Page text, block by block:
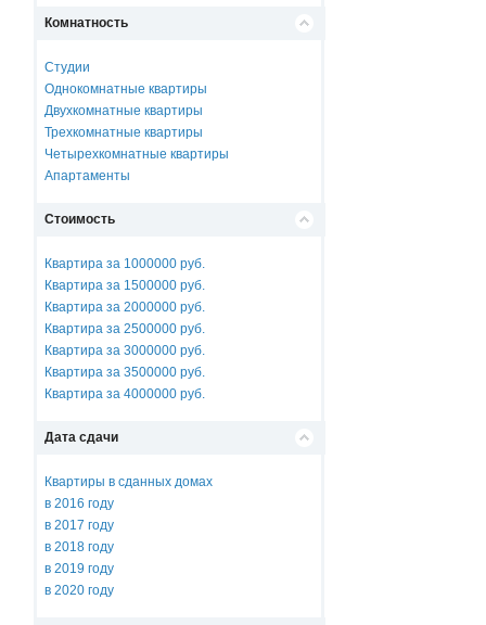
Комнатность
Студии
Однокомнатные квартиры
Двухкомнатные квартиры
Трехкомнатные квартиры
Четырехкомнатные квартиры
Апартаменты
Стоимость
Квартира за 1000000 руб.
Квартира за 1500000 руб.
Квартира за 2000000 руб.
Квартира за 2500000 руб.
Квартира за 3000000 руб.
Квартира за 3500000 руб.
Квартира за 4000000 руб.
Дата сдачи
Квартиры в сданных домах
в 2016 году
в 2017 году
в 2018 году
в 2019 году
в 2020 году